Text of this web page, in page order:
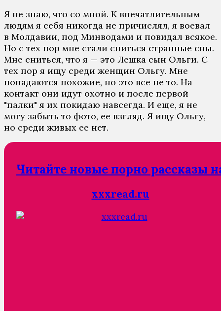
Я не знаю, что со мной. К впечатлительным
людям я себя никогда не причислял, я воевал
в Молдавии, под Минводами и повидал всякое.
Но с тех пор мне стали сниться странные сны.
Мне сниться, что я — это Лешка сын Ольги. С
тех пор я ищу среди женщин Ольгу. Мне
попадаются похожие, но это все не то. На
контакт они идут охотно и после первой
"палки" я их покидаю навсегда. И еще, я не
могу забыть то фото, ее взгляд. Я ищу Ольгу,
но среди живых ее нет.
Читайте новые порно рассказы
xxxread.ru